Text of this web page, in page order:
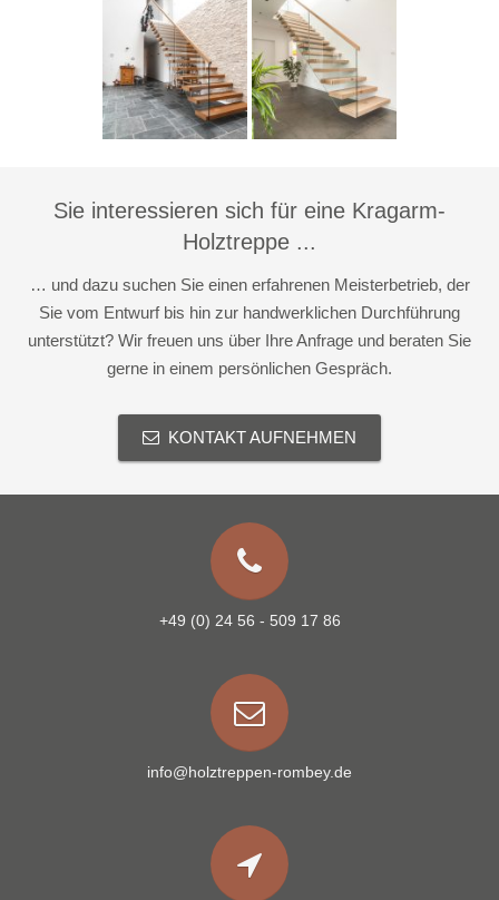
Sie interessieren sich für eine Kragarm-
Holztreppe ...
… und dazu suchen Sie einen erfahrenen Meisterbetrieb, der
Sie vom Entwurf bis hin zur handwerklichen Durchführung
unterstützt? Wir freuen uns über Ihre Anfrage und beraten Sie
gerne in einem persönlichen Gespräch.
KONTAKT AUFNEHMEN
+49 (0) 24 56 - 509 17 86
info@holztreppen-rombey.de